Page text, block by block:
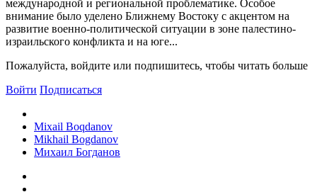
международной и региональной проблематике. Особое
внимание было уделено Ближнему Востоку с акцентом на
развитие военно-политической ситуации в зоне палестино-
израильского конфликта и на юге...
Пожалуйста, войдите или подпишитесь, чтобы читать больше
Войти Подписаться
Mixail Boqdanov
Mikhail Bogdanov
Михаил Богданов